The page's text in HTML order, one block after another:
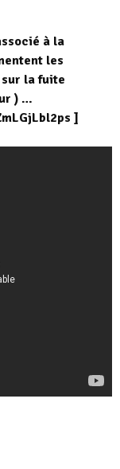
à la
les
sur la fuite
) …
]